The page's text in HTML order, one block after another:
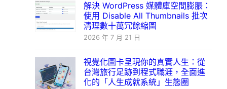
解決 WordPress 媒體庫空間膨脹：
使用 Disable All Thumbnails 批次
清理數十萬冗餘縮圖
2026 年 7 月 21 日
視覺化圖卡呈現你的真實人生：從
台灣旅行足跡到程式職涯，全面進
化的「人生成就系統」生態圈